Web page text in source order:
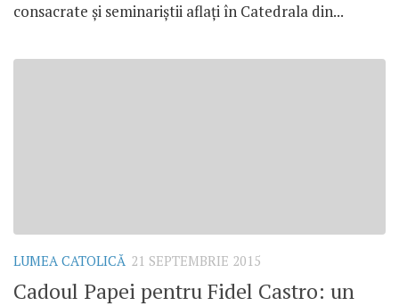
consacrate și seminariștii aflați în Catedrala din...
LUMEA CATOLICĂ 21 SEPTEMBRIE 2015
Cadoul Papei pentru Fidel Castro: un